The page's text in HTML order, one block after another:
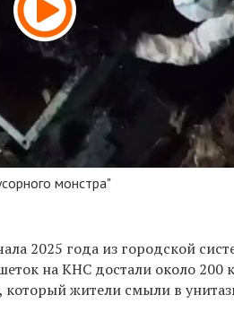
монстра"
2025 года из городской
на КНС достали около 200
жители смыли в